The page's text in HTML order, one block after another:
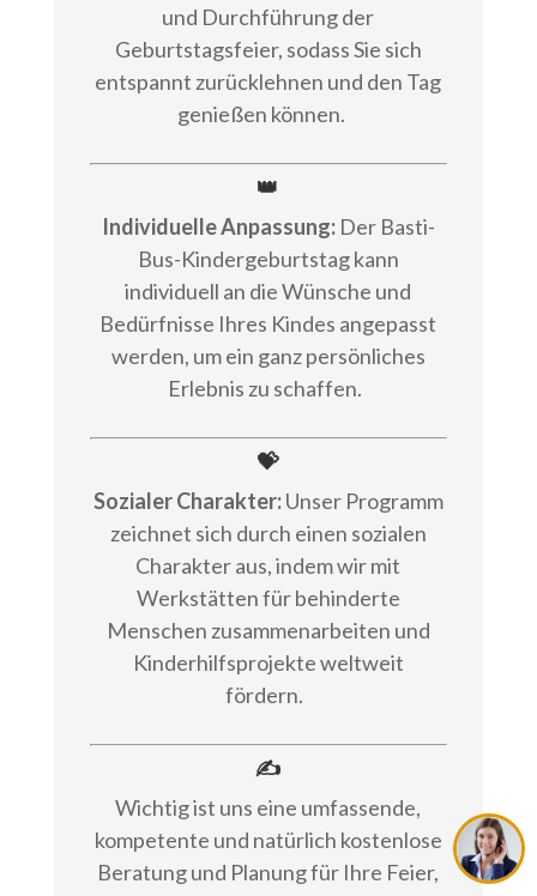
und Durchführung der
Geburtstagsfeier, sodass Sie sich
entspannt zurücklehnen und den Tag
genießen können.
👑
Individuelle Anpassung:Der Basti-
Bus-Kindergeburtstag kann
individuell an die Wünsche und
Bedürfnisse Ihres Kindes angepasst
werden, um ein ganz persönliches
Erlebnis zu schaffen.
💝
Sozialer Charakter:Unser Programm
zeichnet sich durch einen sozialen
Charakter aus, indem wir mit
Werkstätten für behinderte
Menschen zusammenarbeiten und
Kinderhilfsprojekte weltweit
fördern.
✍
Wichtig ist uns eine umfassende,
kompetente und natürlich kostenlose
Beratung und Planung für Ihre Feier,